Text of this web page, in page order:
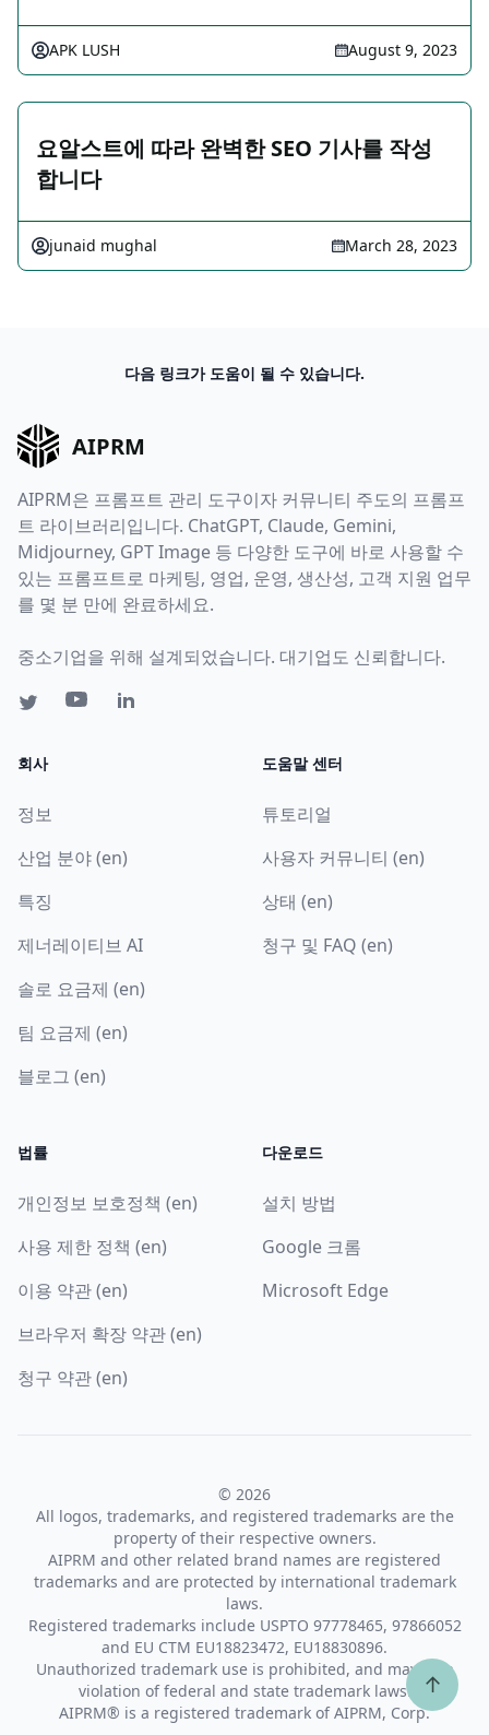
APK LUSH August 9, 2023
요알스트에 따라 완벽한 SEO 기사를 작성
합니다
junaid mughal March 28, 2023
다음 링크가 도움이 될 수 있습니다.
AIPRM
AIPRM은 프롬프트 관리 도구이자 커뮤니티 주도의 프롬프
트 라이브러리입니다. ChatGPT, Claude, Gemini,
Midjourney, GPT Image 등 다양한 도구에 바로 사용할 수
있는 프롬프트로 마케팅, 영업, 운영, 생산성, 고객 지원 업무
를 몇 분 만에 완료하세요.
중소기업을 위해 설계되었습니다. 대기업도 신뢰합니다.
회사
정보
산업 분야 (en)
특징
제너레이티브 AI
솔로 요금제 (en)
팀 요금제 (en)
블로그 (en)
도움말 센터
튜토리얼
사용자 커뮤니티 (en)
상태 (en)
청구 및 FAQ (en)
법률
개인정보 보호정책 (en)
사용 제한 정책 (en)
이용 약관 (en)
브라우저 확장 약관 (en)
청구 약관 (en)
다운로드
설치 방법
Google 크롬
Microsoft Edge
© 2026
All logos, trademarks, and registered trademarks are the
property of their respective owners.
AIPRM and other related brand names are registered
trademarks and are protected by international trademark
laws.
Registered trademarks include USPTO 97778465, 97866052
and EU CTM EU18823472, EU18830896.
Unauthorized trademark use is prohibited, and may be a
violation of federal and state trademark laws.
AIPRM® is a registered trademark of AIPRM, Corp.
↑